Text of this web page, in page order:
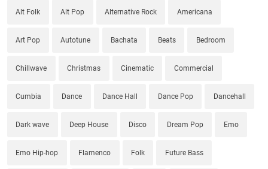
Alt Folk Alt Pop Alternative Rock Americana
Art Pop Autotune Bachata Beats Bedroom
Chillwave Christmas Cinematic Commercial
Cumbia Dance Dance Hall Dance Pop Dancehall
Dark wave Deep House Disco Dream Pop Emo
Emo Hip-hop Flamenco Folk Future Bass